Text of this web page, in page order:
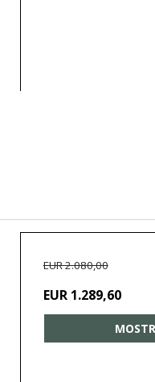
EUR 2.080,00
EUR 1.289,60